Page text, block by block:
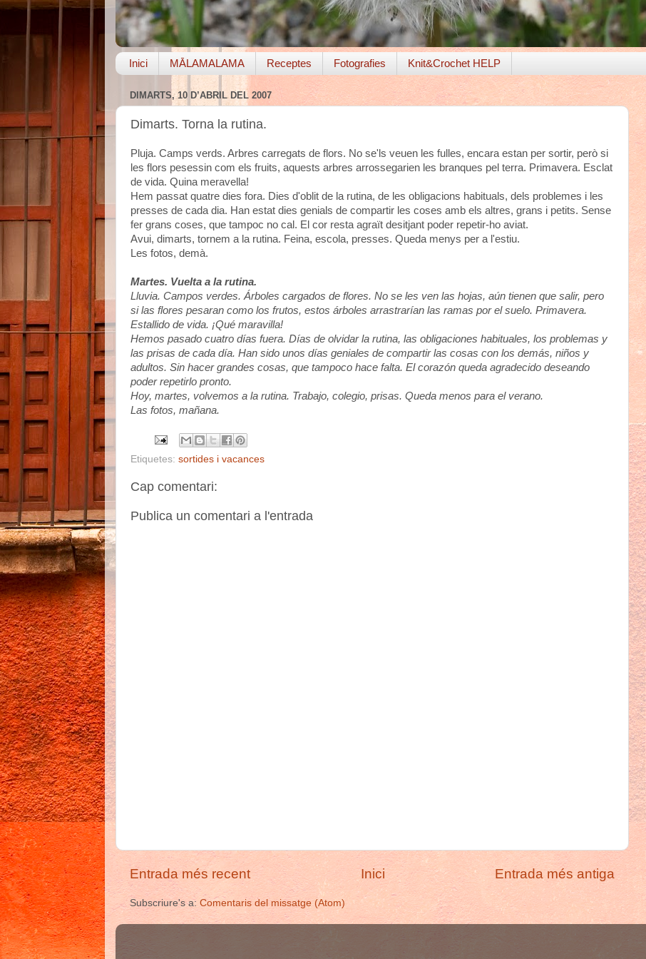
Inici MĀLAMALAMA Receptes Fotografies Knit&Crochet HELP
DIMARTS, 10 D’ABRIL DEL 2007
Dimarts. Torna la rutina.
Pluja. Camps verds. Arbres carregats de flors. No se'ls veuen les fulles, encara estan per sortir, però si
les flors pesessin com els fruits, aquests arbres arrossegarien les branques pel terra. Primavera. Esclat
de vida. Quina meravella!
Hem passat quatre dies fora. Dies d'oblit de la rutina, de les obligacions habituals, dels problemes i les
presses de cada dia. Han estat dies genials de compartir les coses amb els altres, grans i petits. Sense
fer grans coses, que tampoc no cal. El cor resta agraït desitjant poder repetir-ho aviat.
Avui, dimarts, tornem a la rutina. Feina, escola, presses. Queda menys per a l'estiu.
Les fotos, demà.
Martes. Vuelta a la rutina.
Lluvia. Campos verdes. Árboles cargados de flores. No se les ven las hojas, aún tienen que salir, pero
si las flores pesaran como los frutos, estos árboles arrastrarían las ramas por el suelo. Primavera.
Estallido de vida. ¡Qué maravilla!
Hemos pasado cuatro días fuera. Días de olvidar la rutina, las obligaciones habituales, los problemas y
las prisas de cada día. Han sido unos días geniales de compartir las cosas con los demás, niños y
adultos. Sin hacer grandes cosas, que tampoco hace falta. El corazón queda agradecido deseando
poder repetirlo pronto.
Hoy, martes, volvemos a la rutina. Trabajo, colegio, prisas. Queda menos para el verano.
Las fotos, mañana.
Etiquetes: sortides i vacances
Cap comentari:
Publica un comentari a l'entrada
Entrada més recent Entrada més antiga
Inici
Subscriure's a: Comentaris del missatge (Atom)